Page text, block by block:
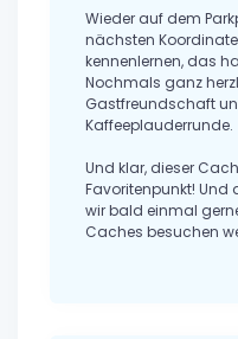
Wieder auf dem
nächsten
kennenlernen, das
Nochmals ganz
Gastfreundschaft
Kaffeeplauderrunde.
Und klar, dieser
Favoritenpunkt! Und
wir bald einmal
Caches besuchen